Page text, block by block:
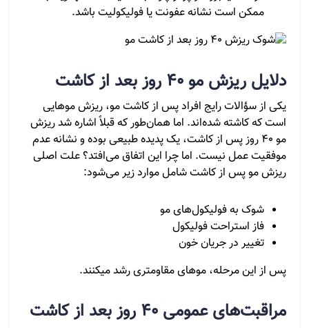
ممکن است نشانه عفونت یا فولیکولیت باشد.
دلایل ریزش مو ۴۰ روز بعد از کاشت
یکی از سؤالات رایج افراد پس از کاشت مو، ریزش موهایی
است که کاشته شده‌اند. اما همان‌طور که قبلاً اشاره شد ریزش
مو ۴۰ روز پس از کاشت، یک پدیده طبیعی بوده و نشانه عدم
موفقیت عمل نیست. اما چرا این اتفاق می‌افتد؟ علت اصلی
ریزش مو پس از کاشت شامل موارد زیر می‌شود:
شوک به فولیکول‌های مو
فاز استراحت فولیکول
تغییر در جریان خون
پس از این مرحله، موهای مقاوم­تری رشد می­کنند.
مراقبت‌های عمومی ۴۰ روز بعد از کاشت